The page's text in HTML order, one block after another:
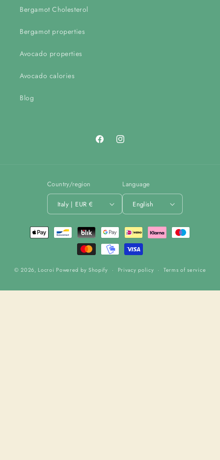
Bergamot Cholesterol
Bergamot properties
Avocado properties
Avocado calories
Blog
FacebookInstagram
Country/region
Italy | EUR €
Language
English
Payment
methods
© 2026, Locroi Powered by Shopify Privacy policy Terms of service